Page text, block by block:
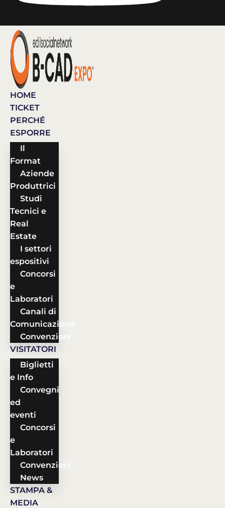
HOME
TICKET
PERCHÉ
ESPORRE
Il
Format
Aziende
Produttrici
Studi
Tecnici e
Real
Estate
I settori
espositivi
Concorsi
e
Laboratori
Canali di
Comunicazione
Convenzioni
VISITATORI
Biglietti
e Info
Convegni
ed
eventi
Concorsi
e
Laboratori
Convenzioni
News
STAMPA &
MEDIA